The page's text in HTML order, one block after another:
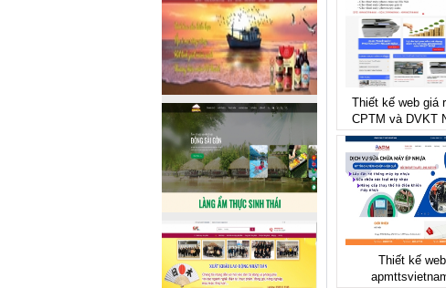
Thiết kế web giá
CPTM và DVKT
Thiết kế